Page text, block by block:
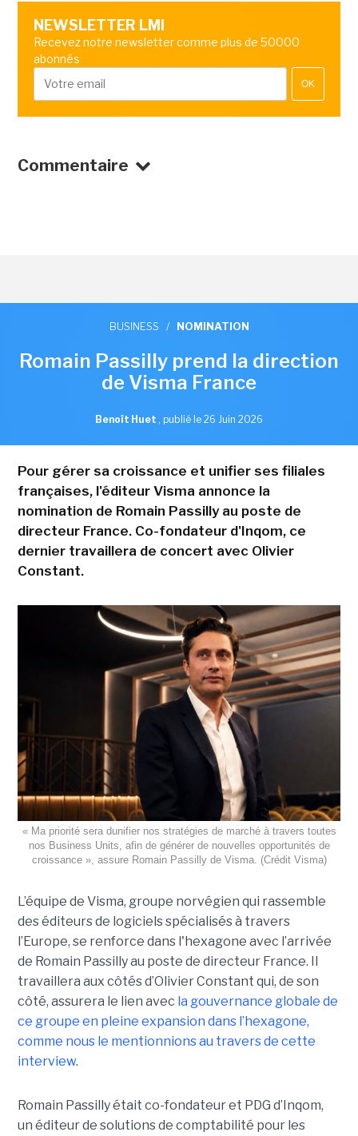
NEWSLETTER LMI
Recevez notre newsletter comme plus de 50000
abonnés
OK
Commentaire
BUSINESS / NOMINATION
Romain Passilly prend la direction
de Visma France
Benoît Huet , publié le 26 Juin 2026
Pour gérer sa croissance et unifier ses filiales
françaises, l'éditeur Visma annonce la
nomination de Romain Passilly au poste de
directeur France. Co-fondateur d'Inqom, ce
dernier travaillera de concert avec Olivier
Constant.
« Ma priorité sera dunifier nos stratégies de marché à travers toutes
nos Business Units, afin de générer de nouvelles opportunités de
croissance », assure Romain Passilly de Visma. (Crédit Visma)
L’équipe de Visma, groupe norvégien qui rassemble
des éditeurs de logiciels spécialisés à travers
l’Europe, se renforce dans l'hexagone avec l’arrivée
de Romain Passilly au poste de directeur France. Il
travaillera aux côtés d’Olivier Constant qui, de son
côté, assurera le lien avec la gouvernance globale de
ce groupe en pleine expansion dans l’hexagone,
comme nous le mentionnions au travers de cette
interview.
Romain Passilly était co-fondateur et PDG d’Inqom,
un éditeur de solutions de comptabilité pour les